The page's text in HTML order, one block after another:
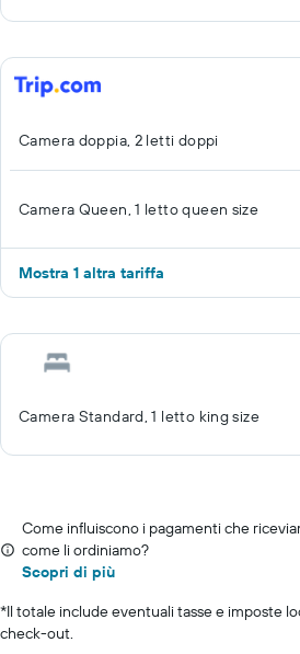
Camera doppia, 2 letti doppi
Camera Queen, 1 letto queen size
Mostra 1 altra tariffa
Camera Standard, 1 letto king size
Come influiscono i pagamenti che
come li ordiniamo?
Scopri di più
*Il totale include eventuali tasse e imposte
check-out.